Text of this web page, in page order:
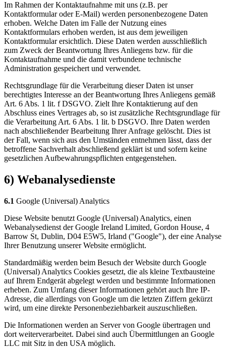
Im Rahmen der Kontaktaufnahme mit uns (z.B. per
Kontaktformular oder E-Mail) werden personenbezogene Daten
erhoben. Welche Daten im Falle der Nutzung eines
Kontaktformulars erhoben werden, ist aus dem jeweiligen
Kontaktformular ersichtlich. Diese Daten werden ausschließlich
zum Zweck der Beantwortung Ihres Anliegens bzw. für die
Kontaktaufnahme und die damit verbundene technische
Administration gespeichert und verwendet.
Rechtsgrundlage für die Verarbeitung dieser Daten ist unser
berechtigtes Interesse an der Beantwortung Ihres Anliegens gemäß
Art. 6 Abs. 1 lit. f DSGVO. Zielt Ihre Kontaktierung auf den
Abschluss eines Vertrages ab, so ist zusätzliche Rechtsgrundlage für
die Verarbeitung Art. 6 Abs. 1 lit. b DSGVO. Ihre Daten werden
nach abschließender Bearbeitung Ihrer Anfrage gelöscht. Dies ist
der Fall, wenn sich aus den Umständen entnehmen lässt, dass der
betroffene Sachverhalt abschließend geklärt ist und sofern keine
gesetzlichen Aufbewahrungspflichten entgegenstehen.
6) Webanalysedienste
6.1 Google (Universal) Analytics
Diese Website benutzt Google (Universal) Analytics, einen
Webanalysedienst der Google Ireland Limited, Gordon House, 4
Barrow St, Dublin, D04 E5W5, Irland ("Google"), der eine Analyse
Ihrer Benutzung unserer Website ermöglicht.
Standardmäßig werden beim Besuch der Website durch Google
(Universal) Analytics Cookies gesetzt, die als kleine Textbausteine
auf Ihrem Endgerät abgelegt werden und bestimmte Informationen
erheben. Zum Umfang dieser Informationen gehört auch Ihre IP-
Adresse, die allerdings von Google um die letzten Ziffern gekürzt
wird, um eine direkte Personenbeziehbarkeit auszuschließen.
Die Informationen werden an Server von Google übertragen und
dort weiterverarbeitet. Dabei sind auch Übermittlungen an Google
LLC mit Sitz in den USA möglich.